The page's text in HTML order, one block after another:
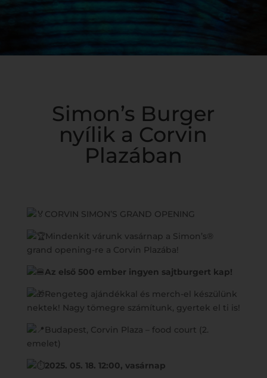
Simon’s Burger
nyílik a Corvin
Plazában
CORVIN SIMON’S GRAND OPENING
Mindenkit várunk vasárnap a Simon’s®
grand opening-re a Corvin Plazába!
Az első 500 ember ingyen sajtburgert kap!
Rengeteg ajándékkal és merch-el készülünk
nektek! Nagy tömegre számítunk, gyertek el ti is!
Budapest, Corvin Plaza – food court (2.
emelet)
2025. 05. 18. 12:00, vasárnap